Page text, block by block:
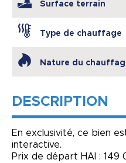
Surface terrain
Type de chauffage
Nature du
DESCRIPTION
En exclusivité, ce bien
interactive.
Prix de départ HAI : 149